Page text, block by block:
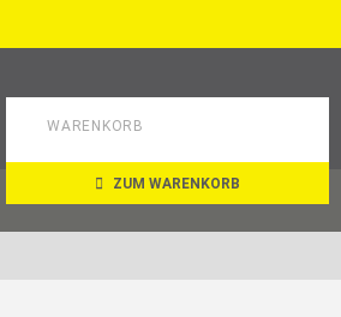
WARENKORB
ZUM WARENKORB